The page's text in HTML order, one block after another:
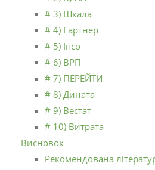
# 3) Шкала
# 4) Гартнер
# 5) Іпсо
# 6) ВРП
# 7) ПЕРЕЙТИ
# 8) Дината
# 9) Вестат
# 10) Витрата
Висновок
Рекомендована